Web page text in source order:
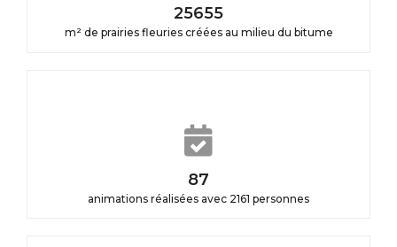
28505
m² de prairies fleuries créées au milieu du bitume
97
animations réalisées avec 2161 personnes